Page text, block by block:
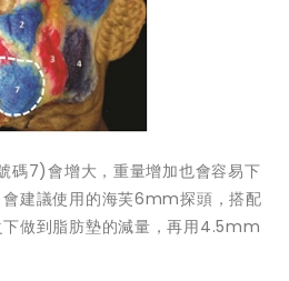
碼7)會增大，重量增加也會容易下
建議使用的海芙6mm探頭，搭配
做到脂肪墊的減量，再用4.5mm